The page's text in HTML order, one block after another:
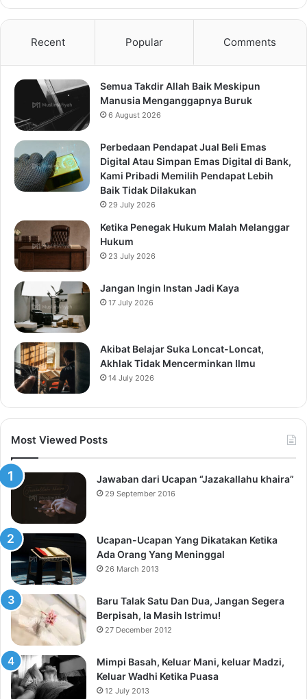
Recent Popular Comments
Semua Takdir Allah Baik Meskipun
Manusia Menganggapnya Buruk
6 August 2026
Perbedaan Pendapat Jual Beli Emas
Digital Atau Simpan Emas Digital di Bank,
Kami Pribadi Memilih Pendapat Lebih
Baik Tidak Dilakukan
29 July 2026
Ketika Penegak Hukum Malah Melanggar
Hukum
23 July 2026
Jangan Ingin Instan Jadi Kaya
17 July 2026
Akibat Belajar Suka Loncat-Loncat,
Akhlak Tidak Mencerminkan Ilmu
14 July 2026
Most Viewed Posts
Jawaban dari Ucapan “Jazakallahu khaira”
29 September 2016
Ucapan-Ucapan Yang Dikatakan Ketika
Ada Orang Yang Meninggal
26 March 2013
Baru Talak Satu Dan Dua, Jangan Segera
Berpisah, Ia Masih Istrimu!
27 December 2012
Mimpi Basah, Keluar Mani, keluar Madzi,
Keluar Wadhi Ketika Puasa
12 July 2013